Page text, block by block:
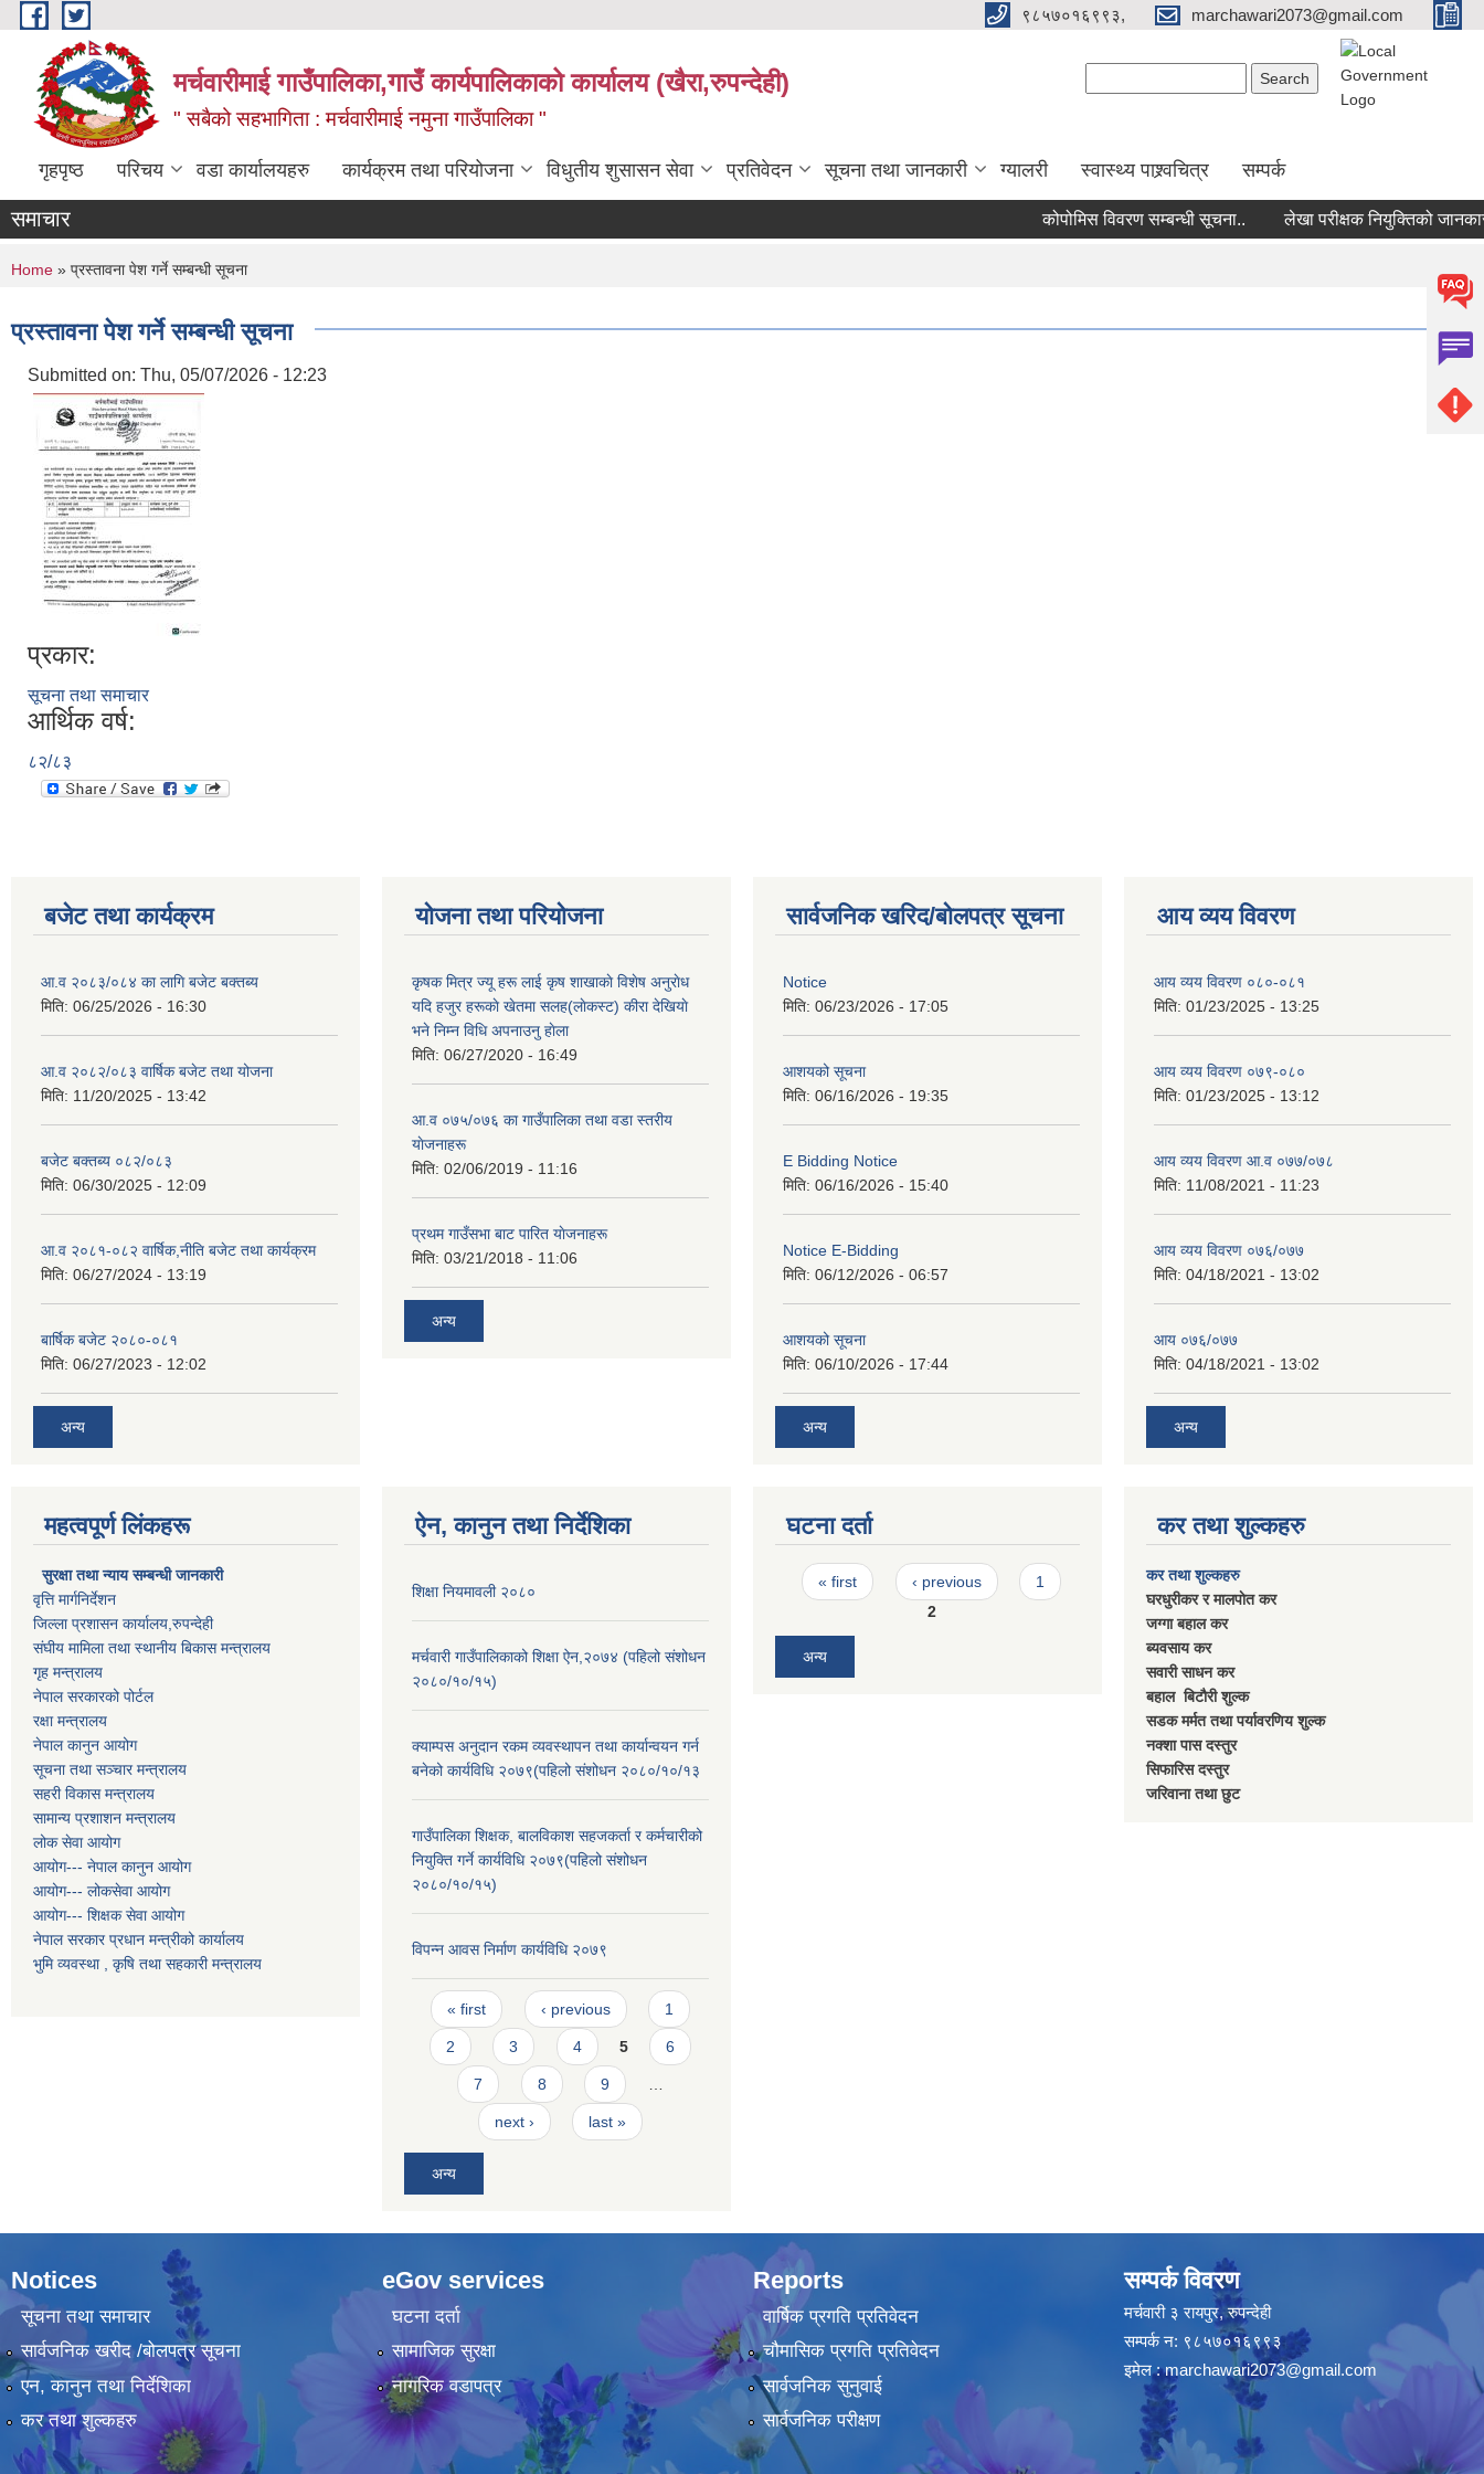
Skip to main content ९८५७०१६९९३, marchawari2073@gmail.com
मर्चवारीमाई गाउँपालिका,गाउँ कार्यपालिकाको कार्यालय (खैरा,रुपन्देही)
" सबैको सहभागिता : मर्चवारीमाई नमुना गाउँपालिका "
गृहपृष्ठ परिचय वडा कार्यालयहरु कार्यक्रम तथा परियोजना विधुतीय शुसासन सेवा प्रतिवेदन सूचना तथा जानकारी ग्यालरी स्वास्थ्य पाश्र्वचित्र सम्पर्क
समाचार कोपोमिस विवरण सम्बन्धी सूचना.. लेखा परीक्षक नियुक्तिको जानकारी
You are here
Home » प्रस्तावना पेश गर्ने सम्बन्धी सूचना
प्रस्तावना पेश गर्ने सम्बन्धी सूचना
Submitted on: Thu, 05/07/2026 - 12:23
प्रकार:
सूचना तथा समाचार
आर्थिक वर्ष:
८२/८३
बजेट तथा कार्यक्रम
आ.व २०८३/०८४ का लागि बजेट बक्तब्य
मिति: 06/25/2026 - 16:30
आ.व २०८२/०८३ वार्षिक बजेट तथा योजना
मिति: 11/20/2025 - 13:42
बजेट बक्तब्य ०८२/०८३
मिति: 06/30/2025 - 12:09
आ.व २०८१-०८२ वार्षिक,नीति बजेट तथा कार्यक्रम
मिति: 06/27/2024 - 13:19
बार्षिक बजेट २०८०-०८१
मिति: 06/27/2023 - 12:02
अन्य
योजना तथा परियोजना
कृषक मित्र ज्यू हरू लाई कृष शाखाकाे विशेष अनुराेध
यदि हजुर हरूकाे खेतमा सलह(लाेकस्ट) कीरा देखियाे
भने निम्न विधि अपनाउनु हाेला
मिति: 06/27/2020 - 16:49
आ‍.व ०७५/०७६ का गाउँपालिका तथा वडा स्तरीय
याेजनाहरू
मिति: 02/06/2019 - 11:16
प्रथम गाउँसभा बाट पारित याेजनाहरू
मिति: 03/21/2018 - 11:06
अन्य
सार्वजनिक खरिद/बोलपत्र सूचना
Notice
मिति: 06/23/2026 - 17:05
आशयको सूचना
मिति: 06/16/2026 - 19:35
E Bidding Notice
मिति: 06/16/2026 - 15:40
Notice E-Bidding
मिति: 06/12/2026 - 06:57
आशयको सूचना
मिति: 06/10/2026 - 17:44
अन्य
आय व्यय विवरण
आय व्यय विवरण ०८०-०८१
मिति: 01/23/2025 - 13:25
आय व्यय विवरण ०७९-०८०
मिति: 01/23/2025 - 13:12
आय व्यय विवरण आ.व ०७७/०७८
मिति: 11/08/2021 - 11:23
आय व्यय विवरण ०७६/०७७
मिति: 04/18/2021 - 13:02
आय ०७६/०७७
मिति: 04/18/2021 - 13:02
अन्य
महत्वपूर्ण लिंकहरू
सुरक्षा तथा न्याय सम्बन्धी जानकारी
वृत्ति मार्गनिर्देशन
जिल्ला प्रशासन कार्यालय,रुपन्देही
संघीय मामिला तथा स्थानीय बिकास मन्त्रालय
गृह मन्त्रालय
नेपाल सरकारको पोर्टल
रक्षा मन्त्रालय
नेपाल कानुन आयोग
सूचना तथा सञ्चार मन्त्रालय
सहरी विकास मन्त्रालय
सामान्य प्रशाशन मन्त्रालय
लोक सेवा आयोग
आयोग--- नेपाल कानुन आयोग
आयोग--- लोकसेवा आयोग
आयोग--- शिक्षक सेवा आयोग
नेपाल सरकार प्रधान मन्त्रीको कार्यालय
भुमि व्यवस्था , कृषि तथा सहकारी मन्त्रालय
ऐन, कानुन तथा निर्देशिका
शिक्षा नियमावली २०८०
मर्चवारी गाउँपालिकाको शिक्षा ऐन,२०७४ (पहिलो संशोधन
२०८०/१०/१५)
क्याम्पस अनुदान रकम व्यवस्थापन तथा कार्यान्वयन गर्न
बनेको कार्यविधि २०७९(पहिलो संशोधन २०८०/१०/१३
गाउँपालिका शिक्षक, बालविकाश सहजकर्ता र कर्मचारीको
नियुक्ति गर्ने कार्यविधि २०७९(पहिलो संशोधन
२०८०/१०/१५)
विपन्न आवस निर्माण कार्यविधि २०७९
Pages
« first ‹ previous 1
2 3 4 5 6
7 8 9
next › last »
अन्य
घटना दर्ता
Pages
« first ‹ previous
1
2
अन्य
कर तथा शुल्कहरु
कर तथा शुल्कहरु
घरधुरीकर र मालपाेत कर
जग्गा बहाल कर
ब्यवसाय कर
सवारी साधन कर
बहाल बिटाैरी शुल्क
सडक मर्मत तथा पर्यावरणिय शुल्क
नक्शा पास दस्तुर
सिफारिस दस्तुर
जरिवाना तथा छुट
Notices
सूचना तथा समाचार
सार्वजनिक खरीद /बोलपत्र सूचना
एन, कानुन तथा निर्देशिका
कर तथा शुल्कहरु
eGov services
घटना दर्ता
सामाजिक सुरक्षा
नागरिक वडापत्र
Reports
वार्षिक प्रगति प्रतिवेदन
चौमासिक प्रगति प्रतिवेदन
सार्वजनिक सुनुवाई
सार्वजनिक परीक्षण
सम्पर्क विवरण
मर्चवारी ३ रायपुर, रुपन्देही
सम्पर्क न: ९८५७०१६९९३
इमेल :marchawari2073@gmail.com